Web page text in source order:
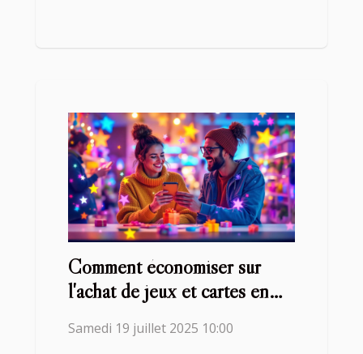
Comment économiser sur
l'achat de jeux et cartes en
promotionnels ?
Samedi 19 juillet 2025 10:00